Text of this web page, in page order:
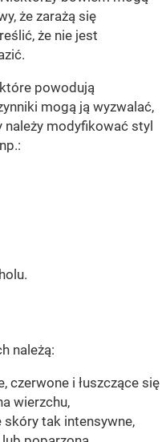
że zarażą się
że nie jest
powodują
mogą ją wyzwalać,
należy modyfikować styl
należą:
czerwone i łuszczące się
wierzchu,
skóry tak intensywne,